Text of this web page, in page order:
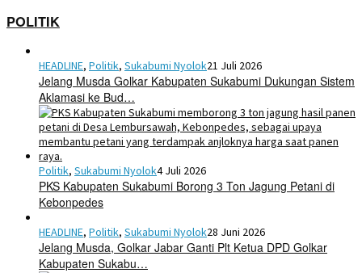
POLITIK
HEADLINE, Politik, Sukabumi Nyolok21 Juli 2026
Jelang Musda Golkar Kabupaten Sukabumi Dukungan Sistem
Aklamasi ke Bud…
Politik, Sukabumi Nyolok4 Juli 2026
PKS Kabupaten Sukabumi Borong 3 Ton Jagung Petani di
Kebonpedes
HEADLINE, Politik, Sukabumi Nyolok28 Juni 2026
Jelang Musda, Golkar Jabar Ganti Plt Ketua DPD Golkar
Kabupaten Sukabu…